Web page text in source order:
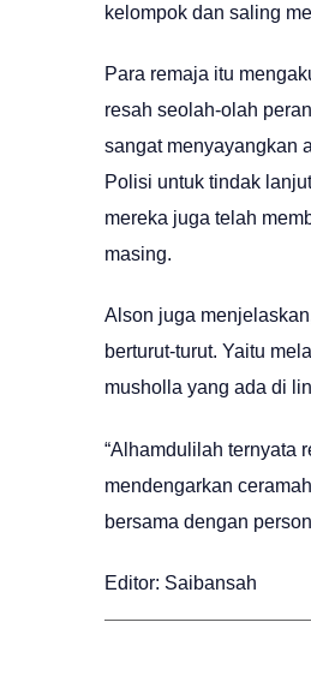
kelompok dan saling
Para remaja itu
resah seolah-olah
sangat menyayangkan
Polisi untuk tindak
mereka juga telah
masing.
Alson juga
berturut-turut. Yaitu
musholla yang ada di
“Alhamdulilah ternyata
mendengarkan
bersama dengan
Editor: Saibansah